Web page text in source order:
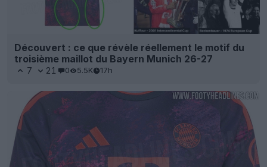
Découvert : ce que révèle réellement le motif du
troisième maillot du Bayern Munich 26-27
7 21 0 5.5K 17h